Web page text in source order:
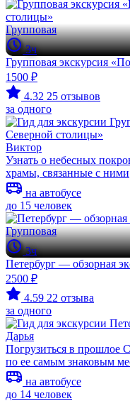
Групповая
3ч
Групповая экскурсия
1500 ₽
4.32 25 отзывов
за одного
Виктор
Узнать о небесных
храмы, связанные с ними
на автобусе
до 15 человек
Групповая
3ч
Петербург — обзорная
2500 ₽
4.59 22 отзыва
за одного
Дарья
Погрузиться в прошлое
по ее самым знаковым
на автобусе
до 14 человек